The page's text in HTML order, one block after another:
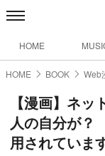
HOME
HOME BOOK Web
【漫画】ネ
人の自分が？
用されていま